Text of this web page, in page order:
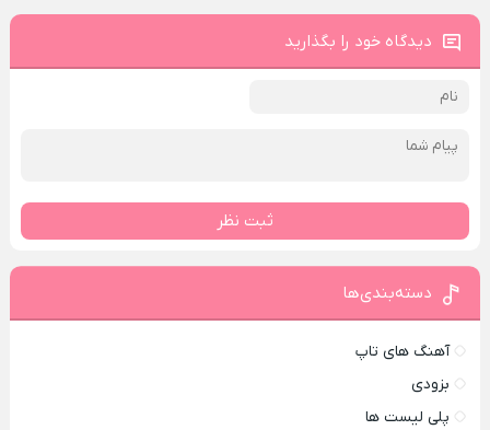
دیدگاه خود را بگذارید
ثبت نظر
دسته‌بندی‌ها
آهنگ های تاپ
بزودی
پلی لیست ها